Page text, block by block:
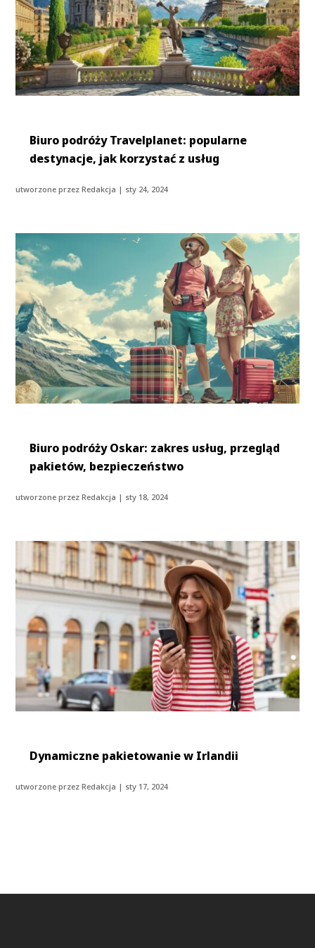
Biuro podróży Travelplanet: popularne
destynacje, jak korzystać z usług
utworzone przezRedakcja | sty 24, 2024
Biuro podróży Oskar: zakres usług, przegląd
pakietów, bezpieczeństwo
utworzone przezRedakcja | sty 18, 2024
Dynamiczne pakietowanie w Irlandii
utworzone przezRedakcja | sty 17, 2024